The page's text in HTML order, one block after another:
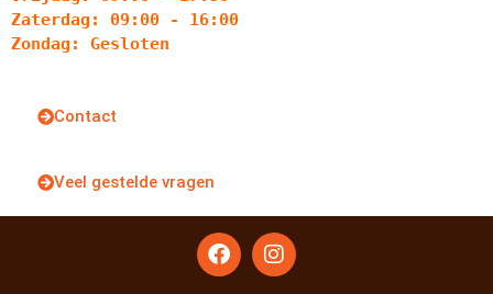
Zaterdag: 09:00 - 16:00
Zondag: Gesloten
Contact
Veel gestelde vragen